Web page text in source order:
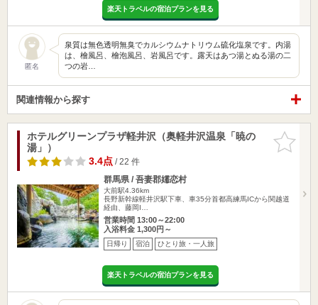
楽天トラベルの宿泊プランを見る
匿名
泉質は無色透明無臭でカルシウムナトリウム硫化塩泉です。内湯
は、檜風呂、檜泡風呂、岩風呂です。露天はあつ湯とぬる湯の二
つの岩…
関連情報から探す
お気に入
りに追加
ホテルグリーンプラザ軽井沢（奥軽井沢温泉「暁の
湯」）
3.4点/ 22 件
群馬県 / 吾妻郡嬬恋村
大前駅4.36km
長野新幹線軽井沢駅下車、車35分首都高練馬ICから関越道
経由、藤岡I…
営業時間 13:00～22:00
入浴料金 1,300円～
日帰り 宿泊 ひとり旅・一人旅
楽天トラベルの宿泊プランを見る